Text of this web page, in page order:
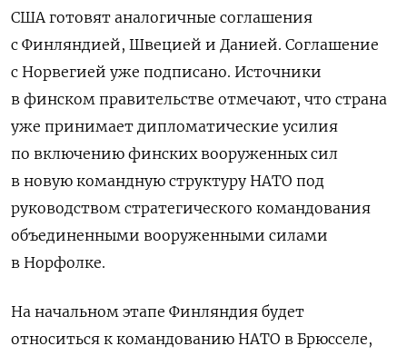
США готовят аналогичные соглашения
с Финляндией, Швецией и Данией. Соглашение
с Норвегией уже подписано. Источники
в финском правительстве отмечают, что страна
уже принимает дипломатические усилия
по включению финских вооруженных сил
в новую командную структуру НАТО под
руководством стратегического командования
объединенными вооруженными силами
в Норфолке.
На начальном этапе Финляндия будет
относиться к командованию НАТО в Брюсселе,